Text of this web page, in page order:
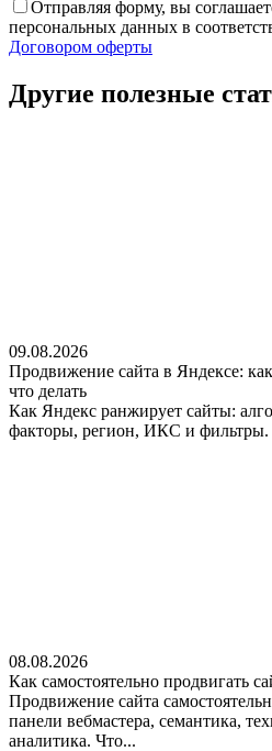
Отправляя форму, вы
персональных данных в
Договором оферты
Другие полезные
09.08.2026
Продвижение сайта в Яндексе:
что делать
Как Яндекс ранжирует сайты:
факторы, регион, ИКС и фильтры.
08.08.2026
Как самостоятельно продвигать
Продвижение сайта
панели вебмастера, семантика,
аналитика. Что...